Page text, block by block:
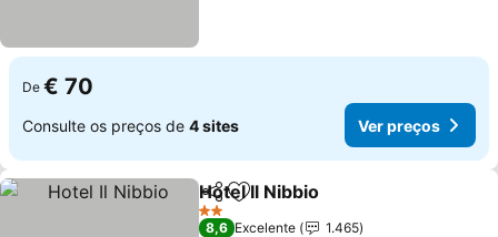
De € 70
Consulte os preços de 4 sites Ver preços
PartilharAdicionar aos favoritos
Hotel Il Nibbio
2 Estrelas
8,6 Excelente
1.465